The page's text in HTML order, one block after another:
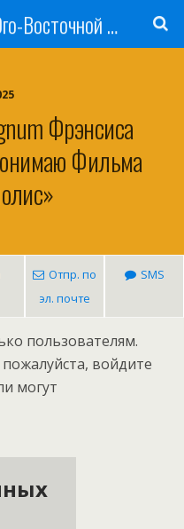
Каталог новостей Юго-Восточной Азии, Австралии и Океании
Фрэнсиса
Фильма
Отпр. по
эл. почте
SMS
пользователям.
войдите
могут